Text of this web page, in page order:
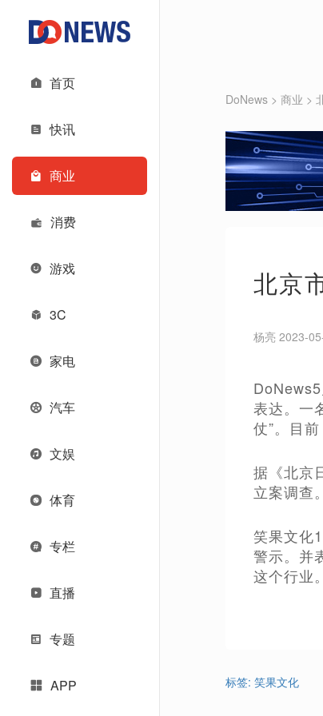
首页
快讯
商业
消费
游戏
3C
家电
汽车
文娱
体育
专栏
直播
专题
APP
DoNews > 商业 >
北京
杨亮 2023-
表达。一
仗”。目
据《北京
立案调查。
笑果文化
警示。并
这个行业。
标签: 笑果文化